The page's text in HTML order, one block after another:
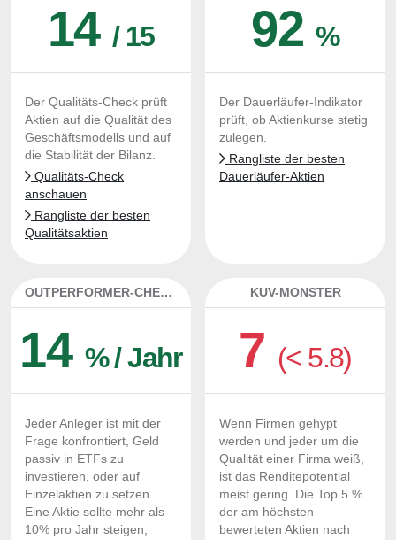
14 / 15
Der Qualitäts-Check prüft
Aktien auf die Qualität des
Geschäftsmodells und auf
die Stabilität der Bilanz.
Qualitäts-Check
anschauen
Rangliste der besten
Qualitätsaktien
92%
Der Dauerläufer-Indikator
prüft, ob Aktienkurse stetig
zulegen.
Rangliste der besten
Dauerläufer-Aktien
OUTPERFORMER-CHECK
14 % / Jahr
Jeder Anleger ist mit der
Frage konfrontiert, Geld
passiv in ETFs zu
investieren, oder auf
Einzelaktien zu setzen.
Eine Aktie sollte mehr als
10% pro Jahr steigen,
KUV-MONSTER
7 (< 5.8)
Wenn Firmen gehypt
werden und jeder um die
Qualität einer Firma weiß,
ist das Renditepotential
meist gering. Die Top 5 %
der am höchsten
bewerteten Aktien nach